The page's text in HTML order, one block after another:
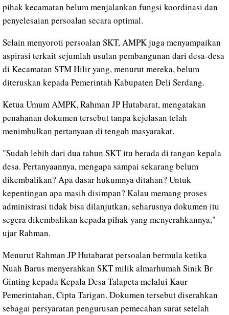
pihak kecamatan belum menjalankan fungsi koordinasi dan
penyelesaian persoalan secara optimal.
Selain menyoroti persoalan SKT, AMPK juga menyampaikan
aspirasi terkait sejumlah usulan pembangunan dari desa-desa
di Kecamatan STM Hilir yang, menurut mereka, belum
diteruskan kepada Pemerintah Kabupaten Deli Serdang.
Ketua Umum AMPK, Rahman JP Hutabarat, mengatakan
penahanan dokumen tersebut tanpa kejelasan telah
menimbulkan pertanyaan di tengah masyarakat.
"Sudah lebih dari dua tahun SKT itu berada di tangan kepala
desa. Pertanyaannya, mengapa sampai sekarang belum
dikembalikan? Apa dasar hukumnya ditahan? Untuk
kepentingan apa masih disimpan? Kalau memang proses
administrasi tidak bisa dilanjutkan, seharusnya dokumen itu
segera dikembalikan kepada pihak yang menyerahkannya,"
ujar Rahman.
Menurut Rahman JP Hutabarat persoalan bermula ketika
Nuah Barus menyerahkan SKT milik almarhumah Sinik Br
Ginting kepada Kepala Desa Talapeta melalui Kaur
Pemerintahan, Cipta Tarigan. Dokumen tersebut diserahkan
sebagai persyaratan pengurusan pemecahan surat setelah